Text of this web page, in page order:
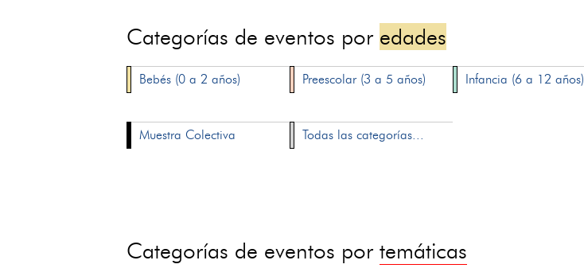
Categorías de eventos por edades
Bebés (0 a 2 años) Preescolar (3 a 5 años) Infancia (6 a 12 años)
Muestra Colectiva
Todas las categorías...
Categorías de eventos portemáticas